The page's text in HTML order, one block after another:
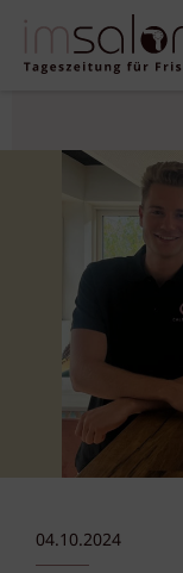
04.10.2024